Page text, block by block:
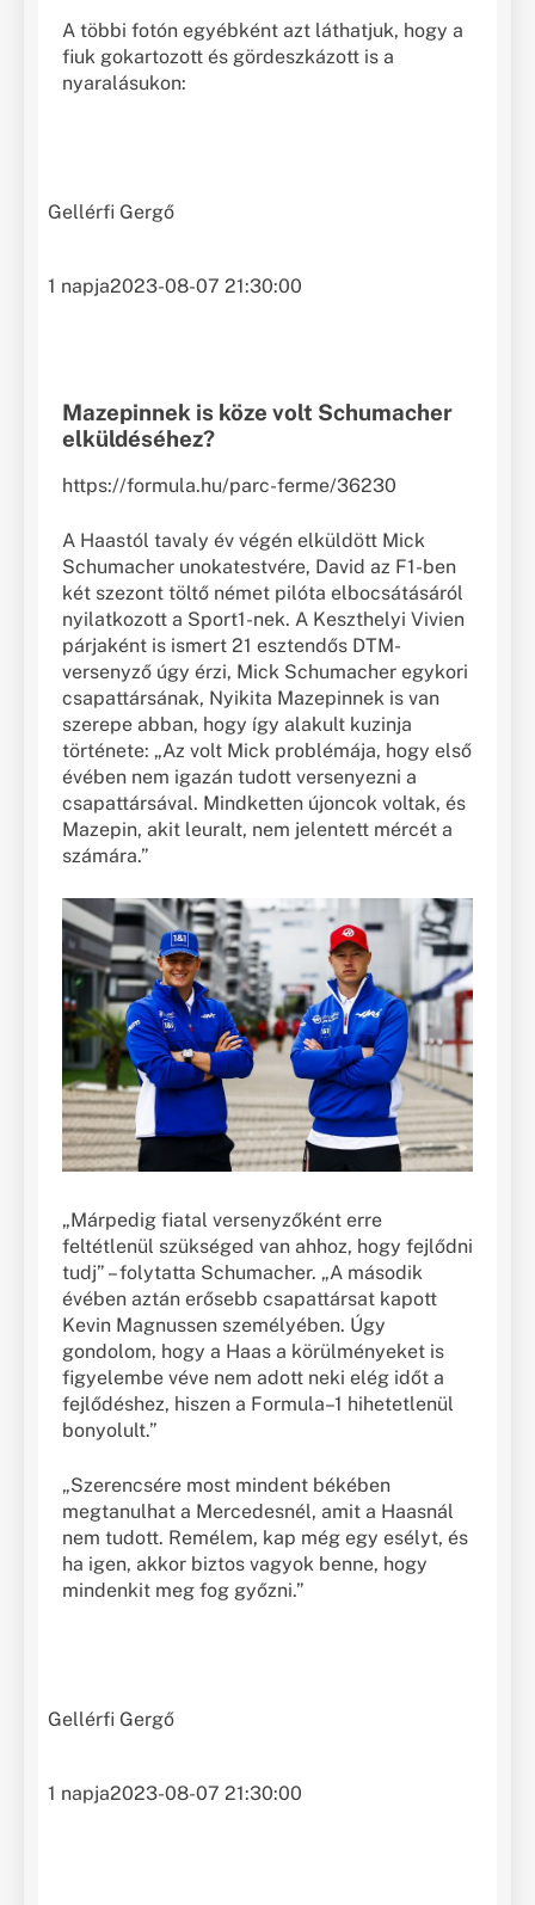
A többi fotón egyébként azt láthatjuk, hogy a
fiuk gokartozott és gördeszkázott is a
nyaralásukon:
Gellérfi Gergő
1 napja2023-08-07 21:30:00
Mazepinnek is köze volt Schumacher
elküldéséhez?
https://formula.hu/parc-ferme/36230
A Haastól tavaly év végén elküldött Mick
Schumacher unokatestvére, David az F1-ben
két szezont töltő német pilóta elbocsátásáról
nyilatkozott a Sport1-nek. A Keszthelyi Vivien
párjaként is ismert 21 esztendős DTM-
versenyző úgy érzi, Mick Schumacher egykori
csapattársának, Nyikita Mazepinnek is van
szerepe abban, hogy így alakult kuzinja
története: „Az volt Mick problémája, hogy első
évében nem igazán tudott versenyezni a
csapattársával. Mindketten újoncok voltak, és
Mazepin, akit leuralt, nem jelentett mércét a
számára.”
„Márpedig fiatal versenyzőként erre
feltétlenül szükséged van ahhoz, hogy fejlődni
tudj” – folytatta Schumacher. „A második
évében aztán erősebb csapattársat kapott
Kevin Magnussen személyében. Úgy
gondolom, hogy a Haas a körülményeket is
figyelembe véve nem adott neki elég időt a
fejlődéshez, hiszen a Formula–1 hihetetlenül
bonyolult.”
„Szerencsére most mindent békében
megtanulhat a Mercedesnél, amit a Haasnál
nem tudott. Remélem, kap még egy esélyt, és
ha igen, akkor biztos vagyok benne, hogy
mindenkit meg fog győzni.”
Gellérfi Gergő
1 napja2023-08-07 21:30:00